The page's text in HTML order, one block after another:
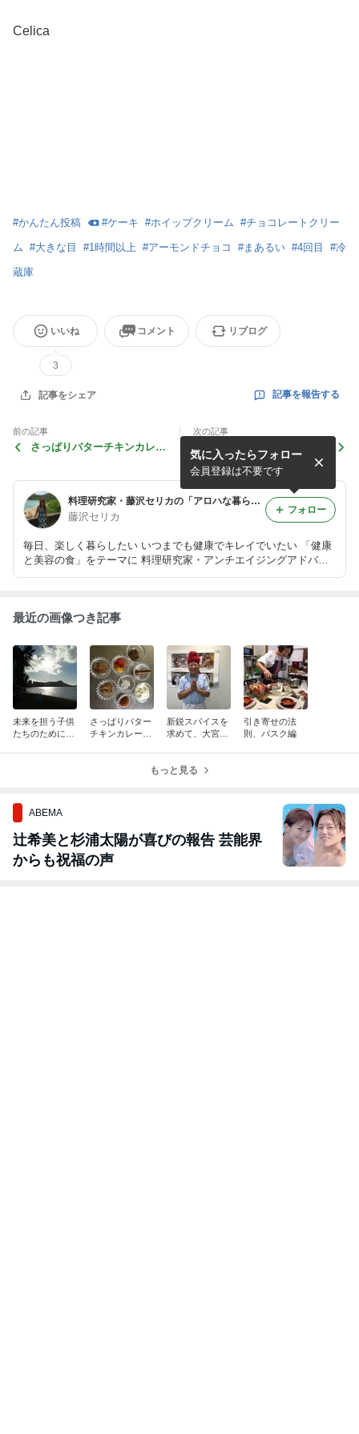
Celica
#かんたん投稿 #ケーキ #ホイップクリーム #チョコレートクリー
ム #大きな目 #1時間以上 #アーモンドチョコ #まあるい #4回目 #冷
蔵庫
いいね
3
コメント リブログ
記事をシェア 記事を報告する
前の記事
さっぱりバターチキンカレー
次の記事
新鋭スパイスを求めて、大宮
にプチ旅
料理研究家・藤沢セリカの「アロハな暮らし」
藤沢セリカ
毎日、楽しく暮らしたい いつまでも健康でキレイでいたい 「健康
と美容の食」をテーマに 料理研究家・アンチエイジングアドバイ
気に入ったらフォロー
会員登録は不要です
フォロー
最近の画像つき記事
未来を担う子供
たちのために、
さっぱりバター
チキンカレーは
新鋭スパイスを
求めて、大宮に
引き寄せの法
則、バスク編
もっと見る
ABEMA
辻希美と杉浦太陽が喜びの報告 芸能界
からも祝福の声